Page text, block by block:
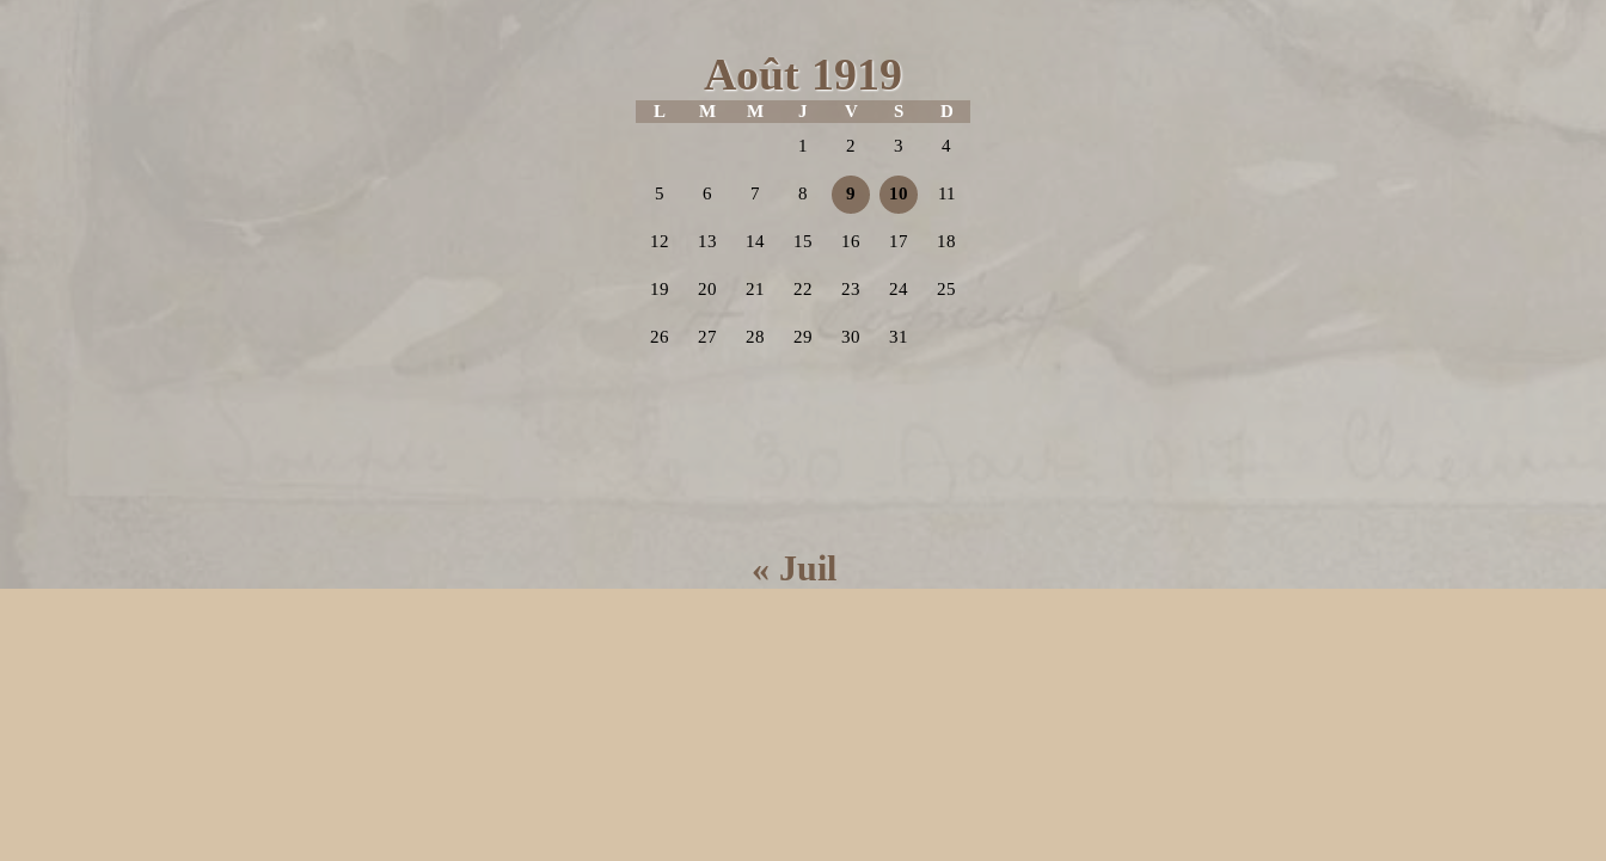
Août 1919
L M M J V S
D
1
2 3 4
5 6 7 8 9 10 11
12 13 14 15 16 17 18
19 20 21 22 23 24 25
26 27 28 29 30 31
« Juil